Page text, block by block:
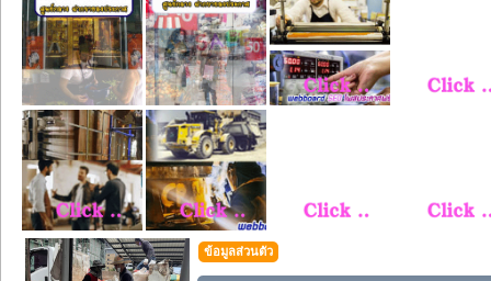
ข้อมูลส่วนตัว